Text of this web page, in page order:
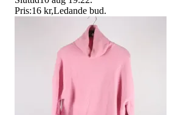
Pris:16 kr,Ledande bud.